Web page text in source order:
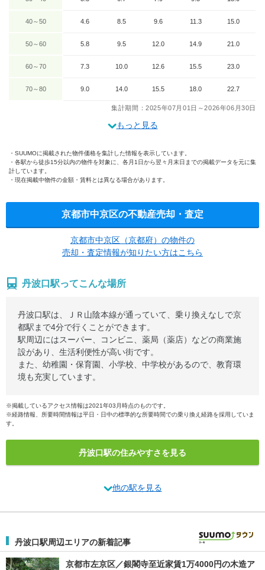
40～50 4.6 8.5 9.6 11.3 15.0
50～60 5.8 9.5 12.0 14.9 21.0
60～70 7.3 10.0 12.6 15.5 23.0
70～80 9.0 14.0 15.5 18.0 22.7
集計期間：2025年07月01日～2026年06月30日
もっと見る
SUUMOに掲載された物件価格を集計した情報を表示しています。
各駅から徒歩15分以内の物件を対象に、各月1日から翌々月末日までの掲載データを元に集
計しています。
現在掲載中物件の金額・賃料とは異なる場合があります。
京都市中京区の不動産売却・査定
京都市中京区（京都府）の物件の
売却・査定情報が知りたい方はこちら
丹波口駅ってこんな場所
丹波口駅は、ＪＲ山陰本線が通っていて、乗り換えなしで京
都駅まで4分で行くことができます。
駅周辺にはスーパー、コンビニ、薬局（薬店）などの商業施
設があり、生活利便性が高い街です。
また、幼稚園・保育園、小学校、中学校があるので、教育環
境も充実しています。
※掲載しているアクセス情報は2021年03月時点のものです。
※経路情報、所要時間情報は平日・日中の標準的な所要時間での乗り換え経路を採用していま
す。
丹波口駅の住みやすさを見る
他の駅を見る
丹波口駅周辺エリアの新着記事
京都市左京区／銀閣寺至近家賃1万4000円の木造ア